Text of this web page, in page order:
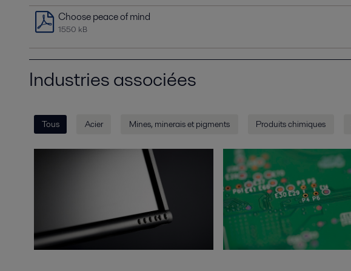
Choose peace of mind
1550 kB
Industries associées
Tous Acier Mines, minerais et pigments Produits chimiques